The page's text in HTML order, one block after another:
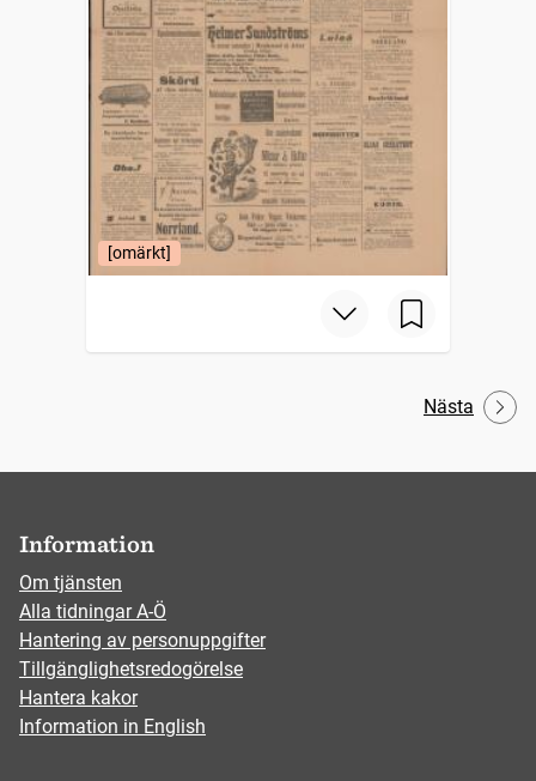
[omärkt]
Nästa
Information
Om tjänsten
Alla tidningar A-Ö
Hantering av personuppgifter
Tillgänglighetsredogörelse
Hantera kakor
Information in English